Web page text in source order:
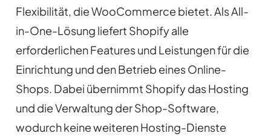
Flexibilität, die WooCommerce bietet. Als All-
in-One-Lösung liefert Shopify alle
erforderlichen Features und Leistungen für die
Einrichtung und den Betrieb eines Online-
Shops. Dabei übernimmt Shopify das Hosting
und die Verwaltung der Shop-Software,
wodurch keine weiteren Hosting-Dienste